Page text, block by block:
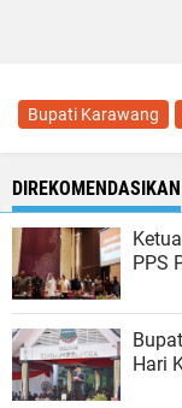
Bupati Karawang
DIREKOMENDASIKAN
PPS
Hari